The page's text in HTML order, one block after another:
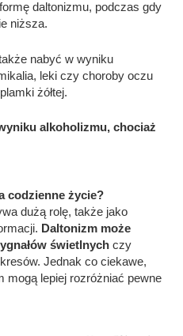
daltonizmu, podczas gdy
niższa.
nabyć w wyniku
leki czy choroby oczu
żółtej.
alkoholizmu, chociaż
codzienne życie?
dużą rolę, także jako
Daltonizm może
świetlnych czy
Jednak co ciekawe,
mogą lepiej rozróżniać pewne